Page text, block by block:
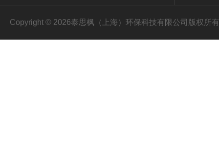
Copyright © 2026泰思枫（上海）环保科技有限公司版权